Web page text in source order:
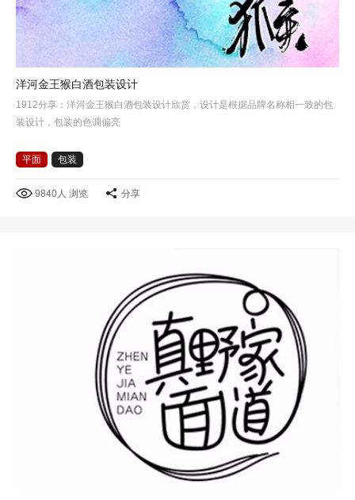
洋河金王猴白酒包装设计
1912分享：洋河金王猴白酒包装设计欣赏，设计是根据品牌名称相一致的包
装设计，包装的色调偏亮
平面 包装
9840人 浏览 分享